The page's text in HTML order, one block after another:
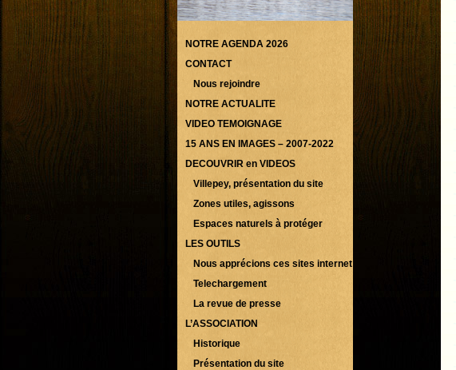
NOTRE AGENDA 2026
CONTACT
Nous rejoindre
NOTRE ACTUALITE
VIDEO TEMOIGNAGE
15 ANS EN IMAGES – 2007-2022
DECOUVRIR en VIDEOS
Villepey, présentation du site
Zones utiles, agissons
Espaces naturels à protéger
LES OUTILS
Nous apprécions ces sites internet
Telechargement
La revue de presse
L’ASSOCIATION
Historique
Présentation du site